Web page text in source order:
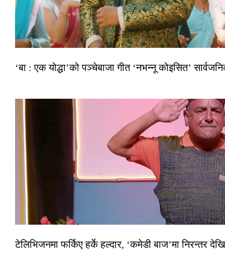
‘बा : एक योद्धा’को पञ्चेबाजा गीत ‘नभन्नू कोइसित’
टेलिभिजनमा फर्किए हर्के हल्दार, ‘कमेडी बाज’मा निरन्तर